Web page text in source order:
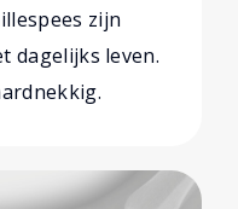
zijn
dagelijks leven.